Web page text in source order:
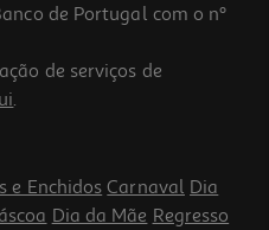
3.9
Origin 143a Pr
de Portugal com o nº
de serviços de
.
e Enchidos Carnaval Dia
Dia da Mãe Regresso